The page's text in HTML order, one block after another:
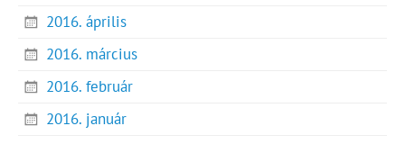
2016. április
2016. március
2016. február
2016. január